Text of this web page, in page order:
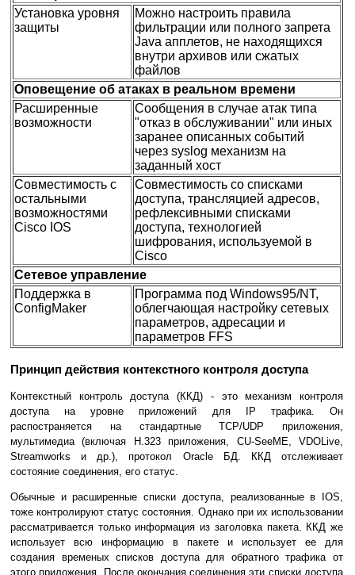
Установка уровня
защиты
Можно настроить правила
фильтрации или полного запрета
Java апплетов, не находящихся
внутри архивов или сжатых
файлов
Оповещение об атаках в реальном времени
Расширенные
возможности
Сообщения в случае атак типа
"отказ в обслуживании" или иных
заранее описанных событий
через syslog механизм на
заданный хост
Совместимость с
остальными
возможностями
Cisco IOS
Совместимость со списками
доступа, трансляцией адресов,
рефлексивными списками
доступа, технологией
шифрования, используемой в
Cisco
Сетевое управление
Поддержка в
ConfigMaker
Программа под Windows95/NT,
облегчающая настройку сетевых
параметров, адресации и
параметров FFS
Принцип действия контекстного контроля доступа
Контекстный контроль доступа (ККД) - это механизм контроля
доступа на уровне приложений для IP трафика. Он
распостраняется на стандартные TCP/UDP приложения,
мультимедиа (включая H.323 приложения, CU-SeeME, VDOLive,
Streamworks и др.), протокол Oracle БД. ККД отслеживает
состояние соединения, его статус.
Обычные и расширенные списки доступа, реализованные в IOS,
тоже контролируют статус состояния. Однако при их использовании
рассматривается только информация из заголовка пакета. ККД же
использует всю информацию в пакете и использует ее для
создания временых списков доступа для обратного трафика от
этого приложения. После окончания соединения эти списки доступа